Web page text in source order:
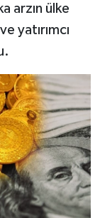
arzın ülke
yatırımcı